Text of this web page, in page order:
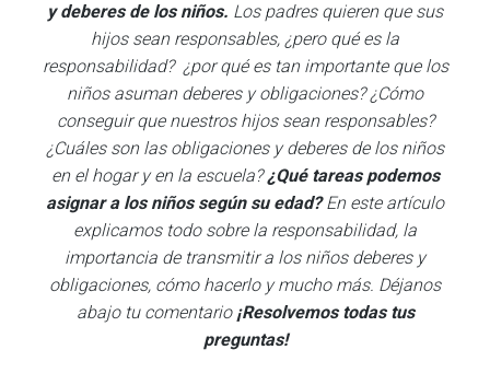
y deberes de los niños. Los padres quieren que sus
hijos sean responsables, ¿pero qué es la
responsabilidad? ¿por qué es tan importante que los
niños asuman deberes y obligaciones? ¿Cómo
conseguir que nuestros hijos sean responsables?
¿Cuáles son las obligaciones y deberes de los niños
en el hogar y en la escuela?¿Qué tareas podemos
asignar a los niños según su edad?En este artículo
explicamos todo sobre la responsabilidad, la
importancia de transmitir a los niños deberes y
obligaciones, cómo hacerlo y mucho más. Déjanos
abajo tu comentario ¡Resolvemos todas tus
preguntas!